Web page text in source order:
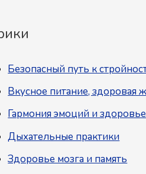
Безопасный путь к
Вкусное питание, здоровая
Гармония эмоций и здоровье
Дыхательные практики
Здоровье мозга и память